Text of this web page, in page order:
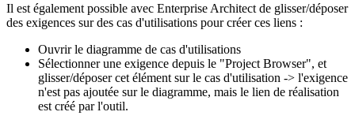
Il est également possible avec Enterprise Architect de glisser/déposer
des exigences sur des cas d'utilisations pour créer ces liens :
Ouvrir le diagramme de cas d'utilisations
Sélectionner une exigence depuis le "Project Browser", et
glisser/déposer cet élément sur le cas d'utilisation -> l'exigence
n'est pas ajoutée sur le diagramme, mais le lien de réalisation
est créé par l'outil.